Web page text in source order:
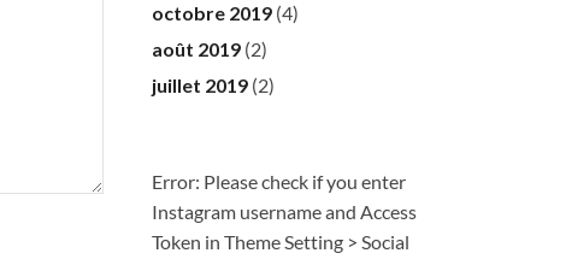
octobre 2019(4)
août 2019(2)
juillet 2019(2)
Error: Please check if you enter
Instagram username and Access
Token in Theme Setting > Social